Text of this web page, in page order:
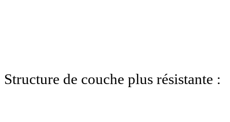
Structure de couche plus résistante :